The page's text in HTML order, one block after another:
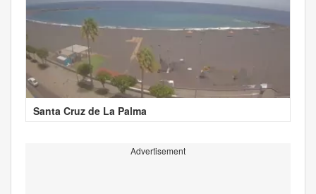
Santa Cruz de La Palma
Advertisement